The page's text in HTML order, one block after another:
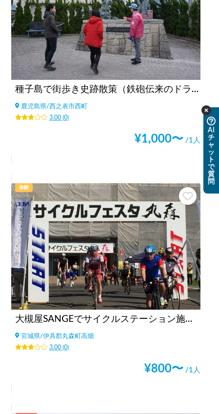
種子島で街歩き史跡散策（鉄砲伝来のドラマを巡る）
鹿児島県/西之表市西町
3.00(0)
¥1,000〜 /1人
体験
大槻屋SANGEでサイクルステーション施設利用（サイクリスト向け）
宮城県/伊具郡丸森町高畑
3.00(0)
¥800〜 /1人
AI
チ
ャ
ッ
ト
で
質
問